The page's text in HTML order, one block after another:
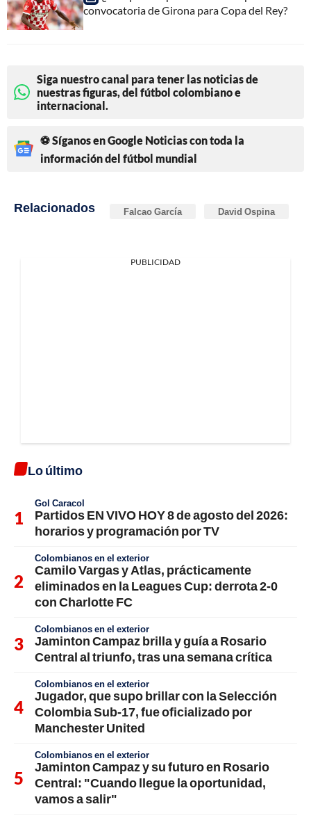
convocatoria de Girona para Copa del Rey?
Siga nuestro canal para tener las noticias de
nuestras figuras, del fútbol colombiano e
internacional.
⚽ Síganos en Google Noticias con toda la
información del fútbol mundial
Relacionados Falcao García David Ospina
PUBLICIDAD
Lo último
Gol Caracol
Partidos EN VIVO HOY 8 de agosto del 2026:
horarios y programación por TV
Colombianos en el exterior
Camilo Vargas y Atlas, prácticamente
eliminados en la Leagues Cup: derrota 2-0
con Charlotte FC
Colombianos en el exterior
Jaminton Campaz brilla y guía a Rosario
Central al triunfo, tras una semana crítica
Colombianos en el exterior
Jugador, que supo brillar con la Selección
Colombia Sub-17, fue oficializado por
Manchester United
Colombianos en el exterior
Jaminton Campaz y su futuro en Rosario
Central: "Cuando llegue la oportunidad,
vamos a salir"